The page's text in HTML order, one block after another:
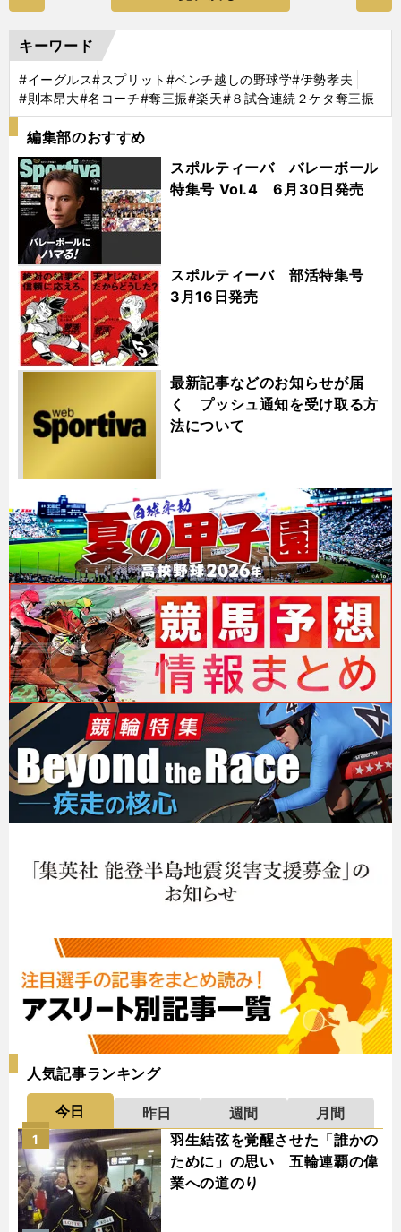
キーワード
#イーグルス#スプリット #ベンチ越しの野球学#伊勢孝夫
#則本昂大#名コーチ#奪三振#楽天#８試合連続２ケタ奪三振
編集部のおすすめ
スポルティーバ バレーボール
特集号 Vol.4 6月30日発売
スポルティーバ 部活特集号
3月16日発売
最新記事などのお知らせが届
く プッシュ通知を受け取る方
法について
人気記事ランキング
今日 昨日 週間
月間
羽生結弦を覚醒させた「誰かの
ために」の思い 五輪連覇の偉
業への道のり
1